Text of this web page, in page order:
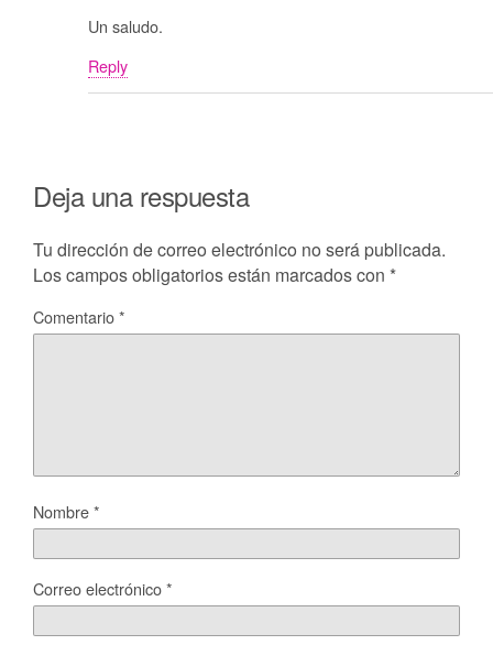
Un saludo.
Reply
Deja una respuesta
Tu dirección de correo electrónico no será publicada.
Los campos obligatorios están marcados con *
Comentario*
Nombre*
Correo electrónico*